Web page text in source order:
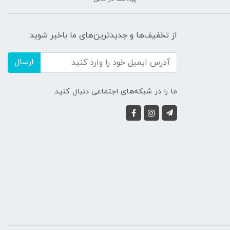
از تخفیف‌ها و جدیدترین‌های ما باخبر شوید:
ارسال
ما را در شبکه‌های اجتماعی دنبال کنید: